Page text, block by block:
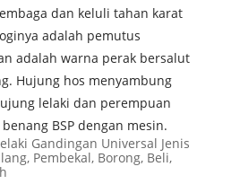
dan keluli tahan karat
adalah pemutus
adalah warna perak bersalut
Hujung hos menyambung
lelaki dan perempuan
BSP dengan mesin.
Gandingan Universal Jenis
Pembekal, Borong, Beli,